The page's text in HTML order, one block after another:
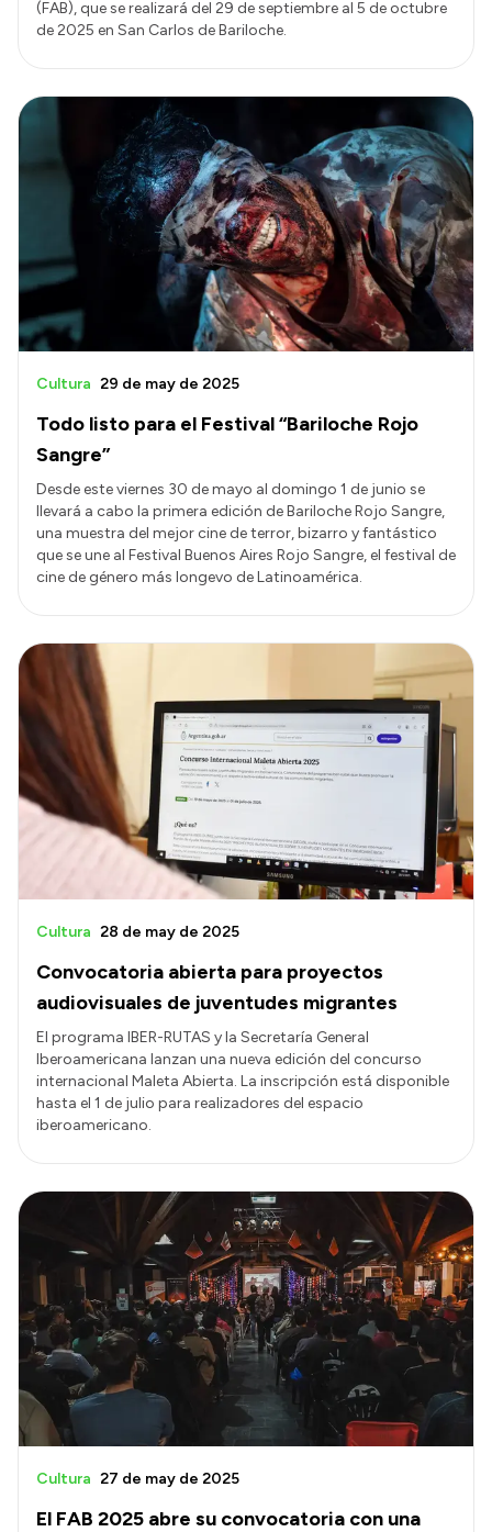
(FAB), que se realizará del 29 de septiembre al 5 de octubre
de 2025 en San Carlos de Bariloche.
Todo listo para el Festival “Bariloche Rojo
Sangre”
Cultura 29 de may de 2025
Desde este viernes 30 de mayo al domingo 1 de junio se
llevará a cabo la primera edición de Bariloche Rojo Sangre,
una muestra del mejor cine de terror, bizarro y fantástico
que se une al Festival Buenos Aires Rojo Sangre, el festival de
cine de género más longevo de Latinoamérica.
Convocatoria abierta para proyectos
audiovisuales de juventudes migrantes
Cultura 28 de may de 2025
El programa IBER-RUTAS y la Secretaría General
Iberoamericana lanzan una nueva edición del concurso
internacional Maleta Abierta. La inscripción está disponible
hasta el 1 de julio para realizadores del espacio
iberoamericano.
El FAB 2025 abre su convocatoria con una
Cultura 27 de may de 2025